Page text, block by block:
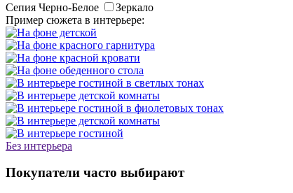
Сепия Черно-Белое
Зеркало
Пример сюжета в интерьере:
Без интерьера
Покупатели часто выбирают